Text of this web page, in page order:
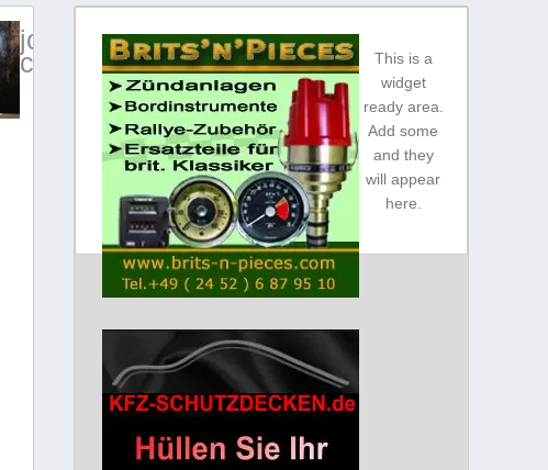
jolly good car spares ltd / top quality
car spares
This is a
widget
ready area.
Add some
and they
will appear
here.